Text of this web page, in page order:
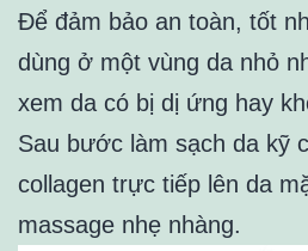
Để đảm bảo an toàn, tốt
dùng ở một vùng da nhỏ
xem da có bị dị ứng hay
Sau bước làm sạch da kỹ
collagen trực tiếp lên da
massage nhẹ nhàng.